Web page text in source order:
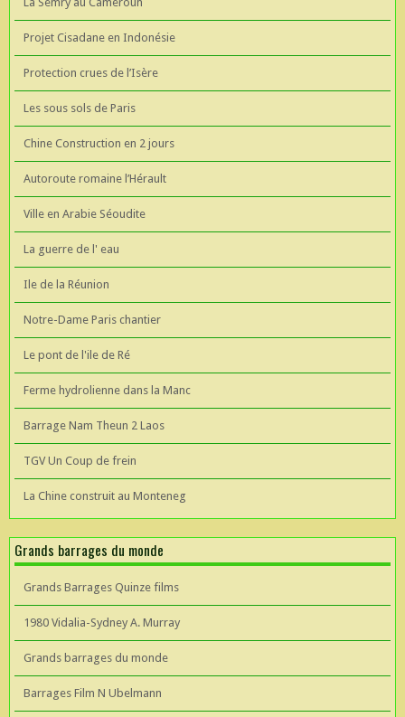
Projet Cisadane en Indonésie
Protection crues de l’Isère
Les sous sols de Paris
Chine Construction en 2 jours
Autoroute romaine l’Hérault
Ville en Arabie Séoudite
La guerre de l' eau
Ile de la Réunion
Notre-Dame Paris chantier
Le pont de l'ile de Ré
Ferme hydrolienne dans la Manc
Barrage Nam Theun 2 Laos
TGV Un Coup de frein
La Chine construit au Monteneg
Grands barrages du monde
Grands Barrages Quinze films
1980 Vidalia-Sydney A. Murray
Grands barrages du monde
Barrages Film N Ubelmann